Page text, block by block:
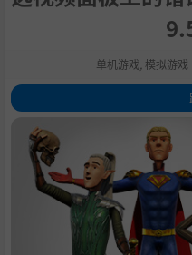
单机游戏 模拟游戏
.创建您的梦想电影工作室
.驾驭电影历史
发掘并培养 Filmwood 的最亮星
实现你的电影视觉